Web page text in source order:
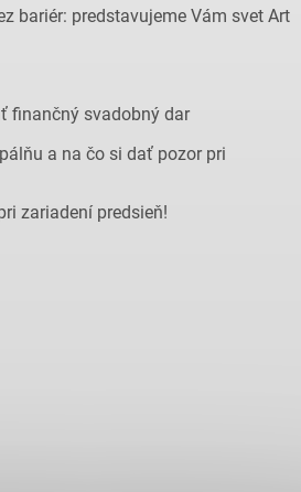
bariér: predstavujeme Vám svet Art
finančný svadobný dar
a na čo si dať pozor pri
zariadení predsieň!